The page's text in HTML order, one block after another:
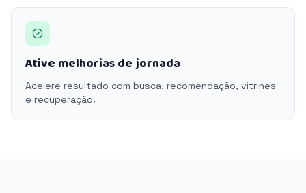
Ative melhorias de jornada
Acelere resultado com busca, recomendação, vitrines
e recuperação.